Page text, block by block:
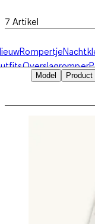
7 Artikel
Rompertje
Overslagromper
Model
Product